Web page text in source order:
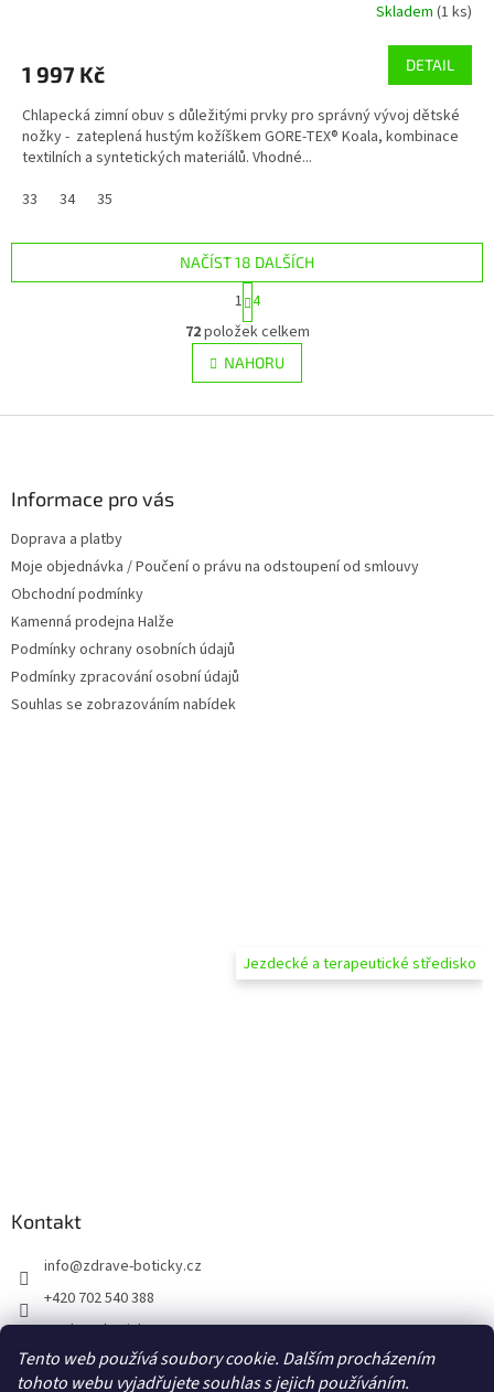
Tento web používá soubory cookie. Dalším procházením
tohoto webu vyjadřujete souhlas s jejich používáním.
Skladem (1 ks)
1 997 Kč DETAIL
Chlapecká zimní obuv s důležitými prvky pro správný vývoj dětské
nožky - zateplená hustým kožíškem GORE-TEX® Koala, kombinace
textilních a syntetických materiálů. Vhodné...
33
34 35
O
v
l
á
y
NAČÍST 18 DALŠÍCH
S
t
r
á
n
k
v
1 4
72položek celkem
NAHORU
Informace pro vás
Doprava a platby
Moje objednávka / Poučení o právu na odstoupení od smlouvy
Obchodní podmínky
Kamenná prodejna Halže
Podmínky ochrany osobních údajů
Podmínky zpracování osobní údajů
Souhlas se zobrazováním nabídek
Jezdecké a terapeutické středisko
Kontakt
info@zdrave-boticky.cz
+420 702 540 388
@zdraveboticky
zdraveboticky